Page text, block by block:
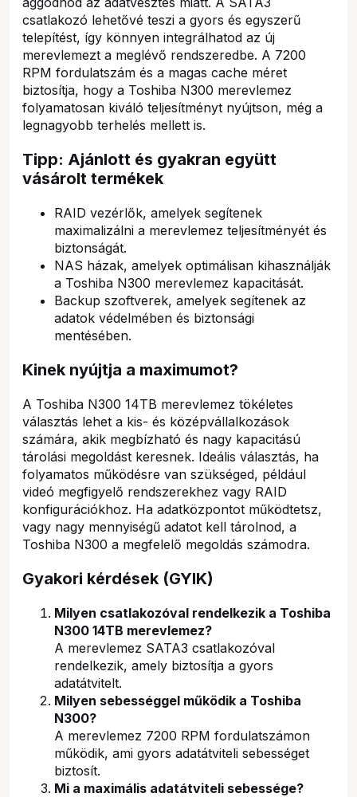
csatlakozó lehetővé teszi a gyors és egyszerű
telepítést, így könnyen integrálhatod az új
merevlemezt a meglévő rendszeredbe. A 7200
RPM fordulatszám és a magas cache méret
biztosítja, hogy a Toshiba N300 merevlemez
folyamatosan kiváló teljesítményt nyújtson, még a
legnagyobb terhelés mellett is.
Tipp: Ajánlott és gyakran együtt
vásárolt termékek
RAID vezérlők, amelyek segítenek
maximalizálni a merevlemez teljesítményét és
biztonságát.
NAS házak, amelyek optimálisan kihasználják
a Toshiba N300 merevlemez kapacitását.
Backup szoftverek, amelyek segítenek az
adatok védelmében és biztonsági
mentésében.
Kinek nyújtja a maximumot?
A Toshiba N300 14TB merevlemez tökéletes
választás lehet a kis- és középvállalkozások
számára, akik megbízható és nagy kapacitású
tárolási megoldást keresnek. Ideális választás, ha
folyamatos működésre van szükséged, például
videó megfigyelő rendszerekhez vagy RAID
konfigurációkhoz. Ha adatközpontot működtetsz,
vagy nagy mennyiségű adatot kell tárolnod, a
Toshiba N300 a megfelelő megoldás számodra.
Gyakori kérdések (GYIK)
Milyen csatlakozóval rendelkezik a Toshiba
N300 14TB merevlemez?
A merevlemez SATA3 csatlakozóval
rendelkezik, amely biztosítja a gyors
adatátvitelt.
Milyen sebességgel működik a Toshiba
N300?
A merevlemez 7200 RPM fordulatszámon
működik, ami gyors adatátviteli sebességet
biztosít.
Mi a maximális adatátviteli sebessége?